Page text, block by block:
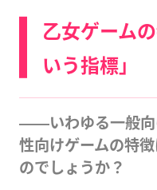
乙女ゲーム
いう指標」
――いわゆる一般向
性向けゲームの特
のでしょうか？